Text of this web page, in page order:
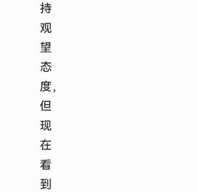
持
观
望
态
度，
但
现
在
看
到